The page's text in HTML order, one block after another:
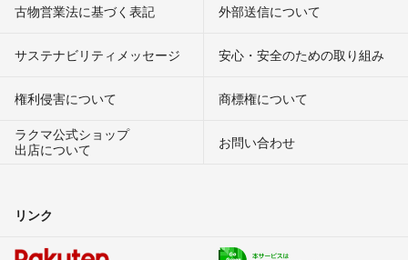
古物営業法に基づく表記 外部送信について
サステナビリティメッセージ 安心・安全のための取り組み
権利侵害について
商標権について
ラクマ公式ショップ
出店について
お問い合わせ
リンク